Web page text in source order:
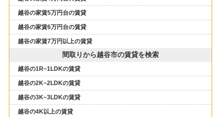
越谷の家賃5万円台の賃貸
越谷の家賃6万円台の賃貸
越谷の家賃7万円以上の賃貸
間取りから越谷市の賃貸を検索
越谷の1R~1LDKの賃貸
越谷の2K~2LDKの賃貸
越谷の3K~3LDKの賃貸
越谷の4K以上の賃貸